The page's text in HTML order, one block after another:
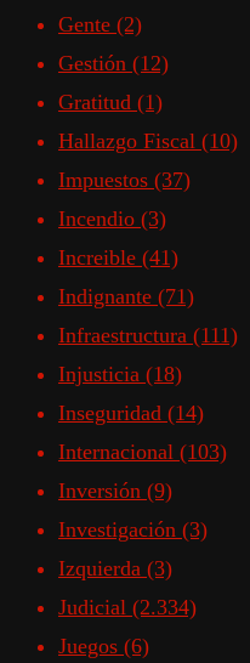
Gente (2)
Gestión (12)
Gratitud (1)
Hallazgo Fiscal (10)
Impuestos (37)
Incendio (3)
Increible (41)
Indignante (71)
Infraestructura (111)
Injusticia (18)
Inseguridad (14)
Internacional (103)
Inversión (9)
Investigación (3)
Izquierda (3)
Judicial (2.334)
Juegos (6)